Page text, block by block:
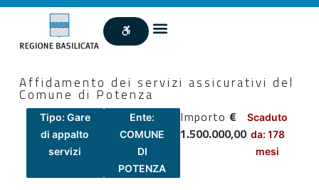
Affidamento dei servizi assicurativi del
Comune di Potenza
Tipo: Gare
di appalto
servizi
Ente:
COMUNE
DI
POTENZA
Importo €
1.500.000,00
Scaduto
da: 178
mesi